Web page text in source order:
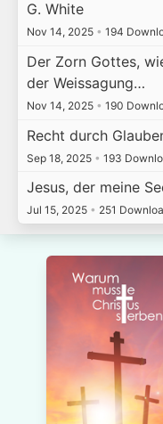
G. White
Nov 14, 2025 • 194
Der Zorn Gottes,
der Weissagung…
Nov 14, 2025 • 190
Recht durch
Sep 18, 2025 • 193
Jesus, der meine
Jul 15, 2025 • 251